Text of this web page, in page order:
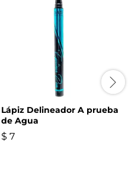
Lápiz Delineador A prueba
de Agua
$ 7